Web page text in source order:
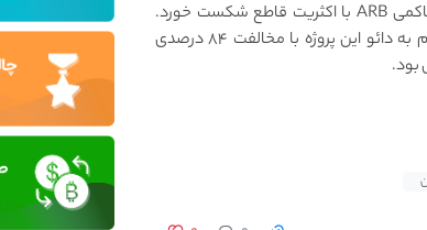
پیشنهاد بحث برانگیز بهبود آربیتروم با هدف بازگرداندن ۷۰۰ میلیون توکن حاکمی ARB با اکثریت قاطع شکست خورد.
پیشنهاد حاکمیتی مربوط به بازگرداندن ۷۰۰ میلیون توکن آربی از بنیاد آربیتروم به دائو این پروژه با مخالفت ۸۴ درصدی
بود.